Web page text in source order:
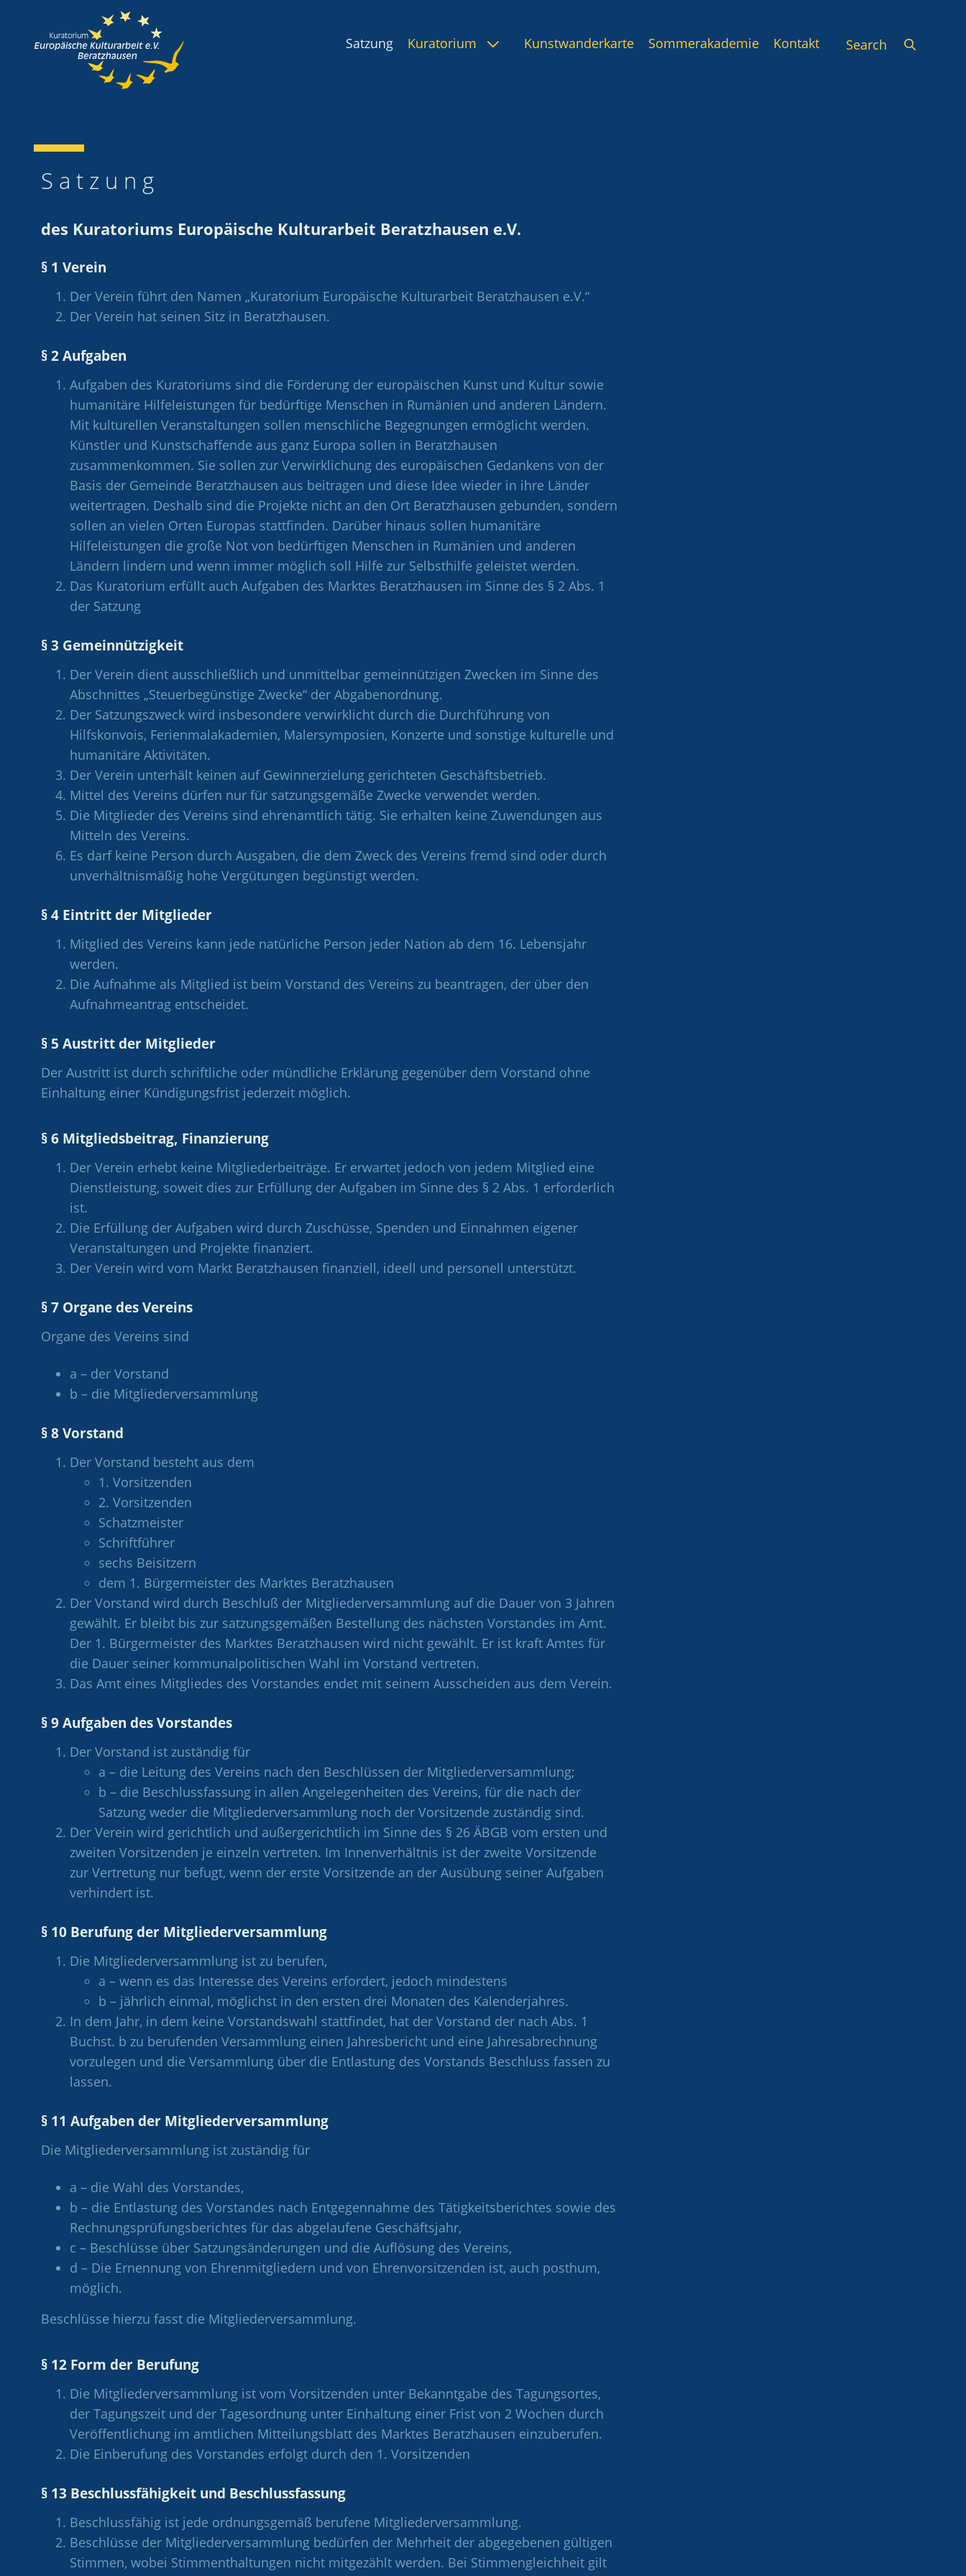
Satzung Kuratorium Kunstwanderkarte Sommerakademie Kontakt
S a t z u n g
des Kuratoriums Europäische Kulturarbeit Beratzhausen e.V.
§ 1 Verein
Der Verein führt den Namen „Kuratorium Europäische Kulturarbeit Beratzhausen e.V.“
Der Verein hat seinen Sitz in Beratzhausen.
§ 2 Aufgaben
Aufgaben des Kuratoriums sind die Förderung der europäischen Kunst und Kultur sowie
humanitäre Hilfeleistungen für bedürftige Menschen in Rumänien und anderen Ländern.
Mit kulturellen Veranstaltungen sollen menschliche Begegnungen ermöglicht werden.
Künstler und Kunstschaffende aus ganz Europa sollen in Beratzhausen
zusammenkommen. Sie sollen zur Verwirklichung des europäischen Gedankens von der
Basis der Gemeinde Beratzhausen aus beitragen und diese Idee wieder in ihre Länder
weitertragen. Deshalb sind die Projekte nicht an den Ort Beratzhausen gebunden, sondern
sollen an vielen Orten Europas stattfinden. Darüber hinaus sollen humanitäre
Hilfeleistungen die große Not von bedürftigen Menschen in Rumänien und anderen
Ländern lindern und wenn immer möglich soll Hilfe zur Selbsthilfe geleistet werden.
Das Kuratorium erfüllt auch Aufgaben des Marktes Beratzhausen im Sinne des § 2 Abs. 1
der Satzung
§ 3 Gemeinnützigkeit
Der Verein dient ausschließlich und unmittelbar gemeinnützigen Zwecken im Sinne des
Abschnittes „Steuerbegünstige Zwecke“ der Abgabenordnung.
Der Satzungszweck wird insbesondere verwirklicht durch die Durchführung von
Hilfskonvois, Ferienmalakademien, Malersymposien, Konzerte und sonstige kulturelle und
humanitäre Aktivitäten.
Der Verein unterhält keinen auf Gewinnerzielung gerichteten Geschäftsbetrieb.
Mittel des Vereins dürfen nur für satzungsgemäße Zwecke verwendet werden.
Die Mitglieder des Vereins sind ehrenamtlich tätig. Sie erhalten keine Zuwendungen aus
Mitteln des Vereins.
Es darf keine Person durch Ausgaben, die dem Zweck des Vereins fremd sind oder durch
unverhältnismäßig hohe Vergütungen begünstigt werden.
§ 4 Eintritt der Mitglieder
Mitglied des Vereins kann jede natürliche Person jeder Nation ab dem 16. Lebensjahr
werden.
Die Aufnahme als Mitglied ist beim Vorstand des Vereins zu beantragen, der über den
Aufnahmeantrag entscheidet.
§ 5 Austritt der Mitglieder
Der Austritt ist durch schriftliche oder mündliche Erklärung gegenüber dem Vorstand ohne
Einhaltung einer Kündigungsfrist jederzeit möglich.
§ 6 Mitgliedsbeitrag, Finanzierung
Der Verein erhebt keine Mitgliederbeiträge. Er erwartet jedoch von jedem Mitglied eine
Dienstleistung, soweit dies zur Erfüllung der Aufgaben im Sinne des § 2 Abs. 1 erforderlich
ist.
Die Erfüllung der Aufgaben wird durch Zuschüsse, Spenden und Einnahmen eigener
Veranstaltungen und Projekte finanziert.
Der Verein wird vom Markt Beratzhausen finanziell, ideell und personell unterstützt.
§ 7 Organe des Vereins
Organe des Vereins sind
a – der Vorstand
b – die Mitgliederversammlung
§ 8 Vorstand
Der Vorstand besteht aus dem
1. Vorsitzenden
2. Vorsitzenden
Schatzmeister
Schriftführer
sechs Beisitzern
dem 1. Bürgermeister des Marktes Beratzhausen
Der Vorstand wird durch Beschluß der Mitgliederversammlung auf die Dauer von 3 Jahren
gewählt. Er bleibt bis zur satzungsgemäßen Bestellung des nächsten Vorstandes im Amt.
Der 1. Bürgermeister des Marktes Beratzhausen wird nicht gewählt. Er ist kraft Amtes für
die Dauer seiner kommunalpolitischen Wahl im Vorstand vertreten.
Das Amt eines Mitgliedes des Vorstandes endet mit seinem Ausscheiden aus dem Verein.
§ 9 Aufgaben des Vorstandes
Der Vorstand ist zuständig für
a – die Leitung des Vereins nach den Beschlüssen der Mitgliederversammlung;
b – die Beschlussfassung in allen Angelegenheiten des Vereins, für die nach der
Satzung weder die Mitgliederversammlung noch der Vorsitzende zuständig sind.
Der Verein wird gerichtlich und außergerichtlich im Sinne des § 26 ÄBGB vom ersten und
zweiten Vorsitzenden je einzeln vertreten. Im Innenverhältnis ist der zweite Vorsitzende
zur Vertretung nur befugt, wenn der erste Vorsitzende an der Ausübung seiner Aufgaben
verhindert ist.
§ 10 Berufung der Mitgliederversammlung
Die Mitgliederversammlung ist zu berufen,
a – wenn es das Interesse des Vereins erfordert, jedoch mindestens
b – jährlich einmal, möglichst in den ersten drei Monaten des Kalenderjahres.
In dem Jahr, in dem keine Vorstandswahl stattfindet, hat der Vorstand der nach Abs. 1
Buchst. b zu berufenden Versammlung einen Jahresbericht und eine Jahresabrechnung
vorzulegen und die Versammlung über die Entlastung des Vorstands Beschluss fassen zu
lassen.
§ 11 Aufgaben der Mitgliederversammlung
Die Mitgliederversammlung ist zuständig für
a – die Wahl des Vorstandes,
b – die Entlastung des Vorstandes nach Entgegennahme des Tätigkeitsberichtes sowie des
Rechnungsprüfungsberichtes für das abgelaufene Geschäftsjahr,
c – Beschlüsse über Satzungsänderungen und die Auflösung des Vereins,
d – Die Ernennung von Ehrenmitgliedern und von Ehrenvorsitzenden ist, auch posthum,
möglich.
Beschlüsse hierzu fasst die Mitgliederversammlung.
§ 12 Form der Berufung
Die Mitgliederversammlung ist vom Vorsitzenden unter Bekanntgabe des Tagungsortes,
der Tagungszeit und der Tagesordnung unter Einhaltung einer Frist von 2 Wochen durch
Veröffentlichung im amtlichen Mitteilungsblatt des Marktes Beratzhausen einzuberufen.
Die Einberufung des Vorstandes erfolgt durch den 1. Vorsitzenden
§ 13 Beschlussfähigkeit und Beschlussfassung
Beschlussfähig ist jede ordnungsgemäß berufene Mitgliederversammlung.
Beschlüsse der Mitgliederversammlung bedürfen der Mehrheit der abgegebenen gültigen
Stimmen, wobei Stimmenthaltungen nicht mitgezählt werden. Bei Stimmengleichheit gilt